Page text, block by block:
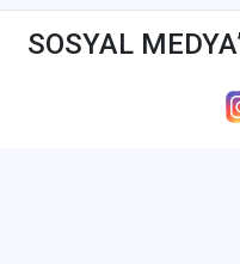
SOSYAL